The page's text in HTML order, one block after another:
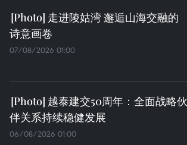
走进陵姑湾 邂逅山海交融的
诗意画卷
07/08/2026 01:00
越泰建交50周年：全面战略伙
伴关系持续稳健发展
06/08/2026 01:00